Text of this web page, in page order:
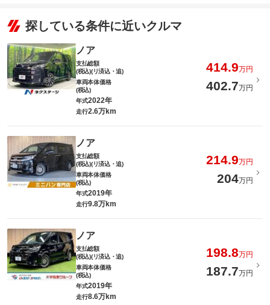
探している条件に近いクルマ
ノア
支払総額
(税込)(リ済込・追)
414.9万円
車両本体価格
(税込)
402.7万円
年式2022年
走行2.6万km
ノア
支払総額
(税込)(リ済込・追)
214.9万円
車両本体価格
(税込)
204万円
年式2019年
走行9.8万km
ノア
支払総額
(税込)(リ済込・追)
198.8万円
車両本体価格
(税込)
187.7万円
年式2019年
走行8.6万km